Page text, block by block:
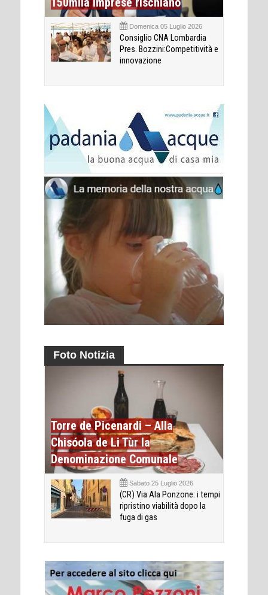
Domenica 05 Luglio 2026
Consiglio CNA Lombardia
Pres. Bozzini:Competitività e
innovazione
Foto Notizia
Torre de Picenardi – Alla
Chisóola de Li Tùr la
Denominazione Comunale
Sabato 25 Luglio 2026
(CR) Via Ala Ponzone: i tempi
ripristino viabilità dopo la
fuga di gas